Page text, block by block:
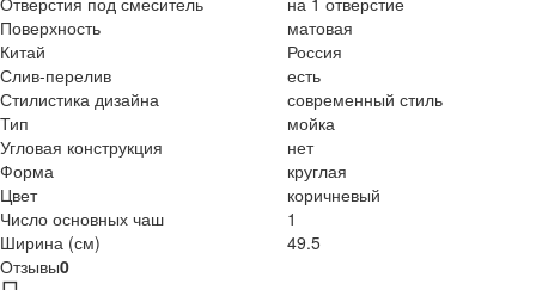
Поверхность
матовая
Китай
Россия
Слив-перелив
есть
Стилистика дизайна
современный стиль
Тип
мойка
Угловая конструкция
нет
Форма
круглая
Цвет
коричневый
Число основных чаш
1
Ширина (см)
49.5
Отзывы0